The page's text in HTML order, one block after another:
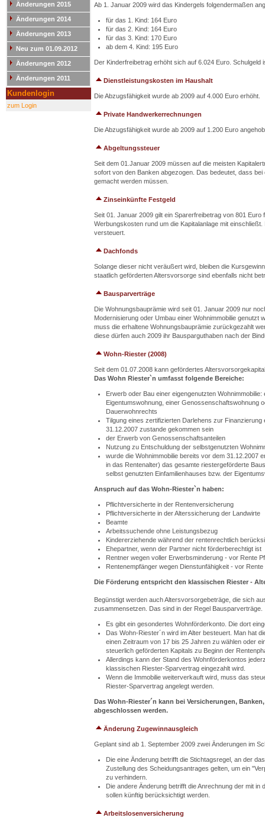
Änderungen 2015
Änderungen 2014
Änderungen 2013
Neu zum 01.09.2012
Änderungen 2012
Änderungen 2011
Kundenlogin
zum Login
Ab 1. Januar 2009 wird das Kindergels folgendermaßen
für das 1. Kind: 164 Euro
für das 2. Kind: 164 Euro
für das 3. Kind: 170 Euro
ab dem 4. Kind: 195 Euro
Der Kinderfreibetrag erhöht sich auf 6.024 Euro.
Dienstleistungskosten im Haushalt
Die Abzugsfähigkeit wurde ab 2009 auf 4.000 Euro erhöht.
Private Handwerkerrechnungen
Die Abzugsfähigkeit wurde ab 2009 auf 1.200 Euro
Abgeltungssteuer
Seit dem 01.Januar 2009 müssen auf die meisten
sofort von den Banken abgezogen. Das bedeutet, dass
gemacht werden müssen.
Zinseinkünfte Festgeld
Seit 01. Januar 2009 gilt ein Sparerfreibetrag von 801
Werbungskosten rund um die Kapitalanlage mit
versteuert.
Dachfonds
Solange dieser nicht veräußert wird, bleiben die
staatlich geförderten Altersvorsorge sind ebenfalls nicht
Bausparverträge
Die Wohnungsbauprämie wird seit 01. Januar 2009 nur
Modernisierung oder Umbau einer Wohnimmobilie
muss die erhaltene Wohnungsbauprämie zurückgezahlt
diese dürfen auch 2009 ihr Bausparguthaben nach der
Wohn-Riester (2008)
Seit dem 01.07.2008 kann gefördertes
Das Wohn Riester`n umfasst folgende Bereiche:
Erwerb oder Bau einer eigengenutzten
Eigentumswohnung, einer Genossenschaftswohnung
Dauerwohnrechts
Tilgung eines zertifizierten Darlehens zur
31.12.2007 zustande gekommen sein
der Erwerb von Genossenschaftsanteilen
Nutzung zu Entschuldung der selbstgenutzten
wurde die Wohnimmobilie bereits vor dem 31.12.2007
in das Rentenalter) das gesamte riestergeförderte
selbst genutzten Einfamilienhauses bzw. der
Anspruch auf das Wohn-Riester`n haben:
Pflichtversicherte in der Rentenversicherung
Pflichtversicherte in der Alterssicherung der Landwirte
Beamte
Arbeitssuchende ohne Leistungsbezug
Kindererziehende während der rentenrechtlich
Ehepartner, wenn der Partner nicht förderberechtigt ist
Rentner wegen voller Erwerbsminderung - vor Rente
Rentenempfänger wegen Dienstunfähigkeit - vor
Die Förderung entspricht den klassischen Riester -
Begünstigt werden auch Altersvorsorgebeträge, die sich
zusammensetzen. Das sind in der Regel Bausparverträge.
Es gibt ein gesondertes Wohnförderkonto. Die dort
Das Wohn-Riester´n wird im Alter besteuert. Man hat
einen Zeitraum von 17 bis 25 Jahren zu wählen oder
steuerlich geförderten Kapitals zu Beginn der
Allerdings kann der Stand des Wohnförderkontos
klassischen Riester-Sparvertrag eingezahlt wird.
Wenn die Immobilie weiterverkauft wird, muss das
Riester-Sparvertrag angelegt werden.
Das Wohn-Riester´n kann bei Versicherungen,
abgeschlossen werden.
Änderung Zugewinnausgleich
Geplant sind ab 1. September 2009 zwei Änderungen im
Die eine Änderung betrifft die Stichtagsregel, an der
Zustellung des Scheidungsantrages gelten, um ein
zu verhindern.
Die andere Änderung betrifft die Anrechnung der mit
sollen künftig berücksichtigt werden.
Arbeitslosenversicherung